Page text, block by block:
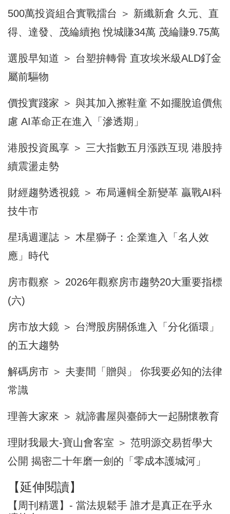
500萬投資組合實戰擂台 ＞ 新纖新倉 久元、直
得、達發、茂綸續抱 悅城賺34萬 茂綸賺9.75萬
選股早知道 ＞ 台塑拚轉骨 直攻埃米級ALD釕金
屬前驅物
價投實踐家 ＞ 與其加入擦鞋童 不如擺脫追價焦
慮 AI革命正在進入「滲透期」
港股投資風享 ＞ 三大指數五月漲跌互現 港股持
續震盪走勢
財經趨勢透視鏡 ＞ 布局邏輯全新變革 贏戰AI科
技牛市
星瑀週運誌 ＞ 木星獅子：企業進入「名人效
應」時代
房市觀察 ＞ 2026年觀察房市趨勢20大重要指標
(六)
房市放大鏡 ＞ 台灣股房關係進入「分化循環」
的五大趨勢
解碼房市 ＞ 夫妻間「贈與」 你我要必知的法律
常識
理善大家來 ＞ 就諦書屋與臺師大一起關懷教育
理財我最大-寶山會客室 ＞ 范明源交易哲學大
公開 揭密二十年磨一劍的「零成本護城河」
【延伸閱讀】
【周刊精選】- 當法規鬆手 誰才是真正在乎永